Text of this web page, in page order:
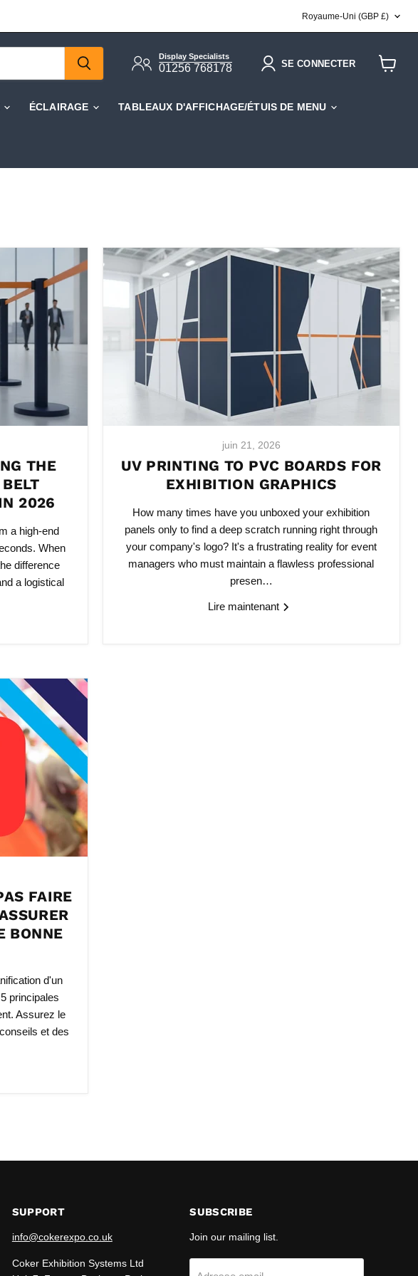
PAYS
Royaume-Uni (GBP £)
Display Specialists
01256 768178 SE CONNECTER
ÉCLAIRAGE TABLEAUX D'AFFICHAGE/ÉTUIS DE MENU
THE
2026
a high-end
When
difference
a logistical
juin 21, 2026
UV PRINTING TO PVC BOARDS FOR
EXHIBITION GRAPHICS
How many times have you unboxed your exhibition
panels only to find a deep scratch running right through
your company's logo? It's a frustrating reality for event
managers who must maintain a flawless professional
presen…
Lire maintenant
FAIRE
BONNE
d'un
principales
Assurez le
et des
SUPPORT
info@cokerexpo.co.uk
Coker Exhibition Systems Ltd
SUBSCRIBE
Join our mailing list.